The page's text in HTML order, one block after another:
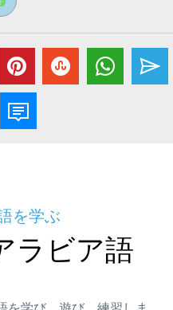
を学ぶ
ラビア語